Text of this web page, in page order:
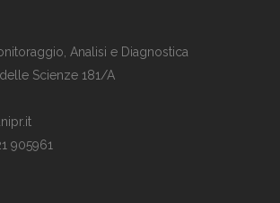
Analisi e Diagnostica
Scienze 181/A
905961